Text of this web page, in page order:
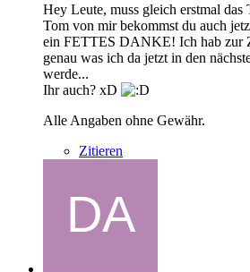
Hey Leute, muss gleich erstmal das
Tom von mir bekommst du auch
ein FETTES DANKE! Ich hab zur
genau was ich da jetzt in den
werde...
Ihr auch? xD
Alle Angaben ohne Gewähr.
Zitieren